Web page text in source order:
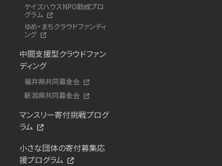
ケイズハウスNPO助成プロ
グラム
ゆめ・まちクラウドファンディ
ング
中間支援型クラウドファン
ディング
福井県共同募金会
新潟県共同募金会
マンスリー寄付挑戦プログ
ラム
小さな団体の寄付募集応
援プログラム